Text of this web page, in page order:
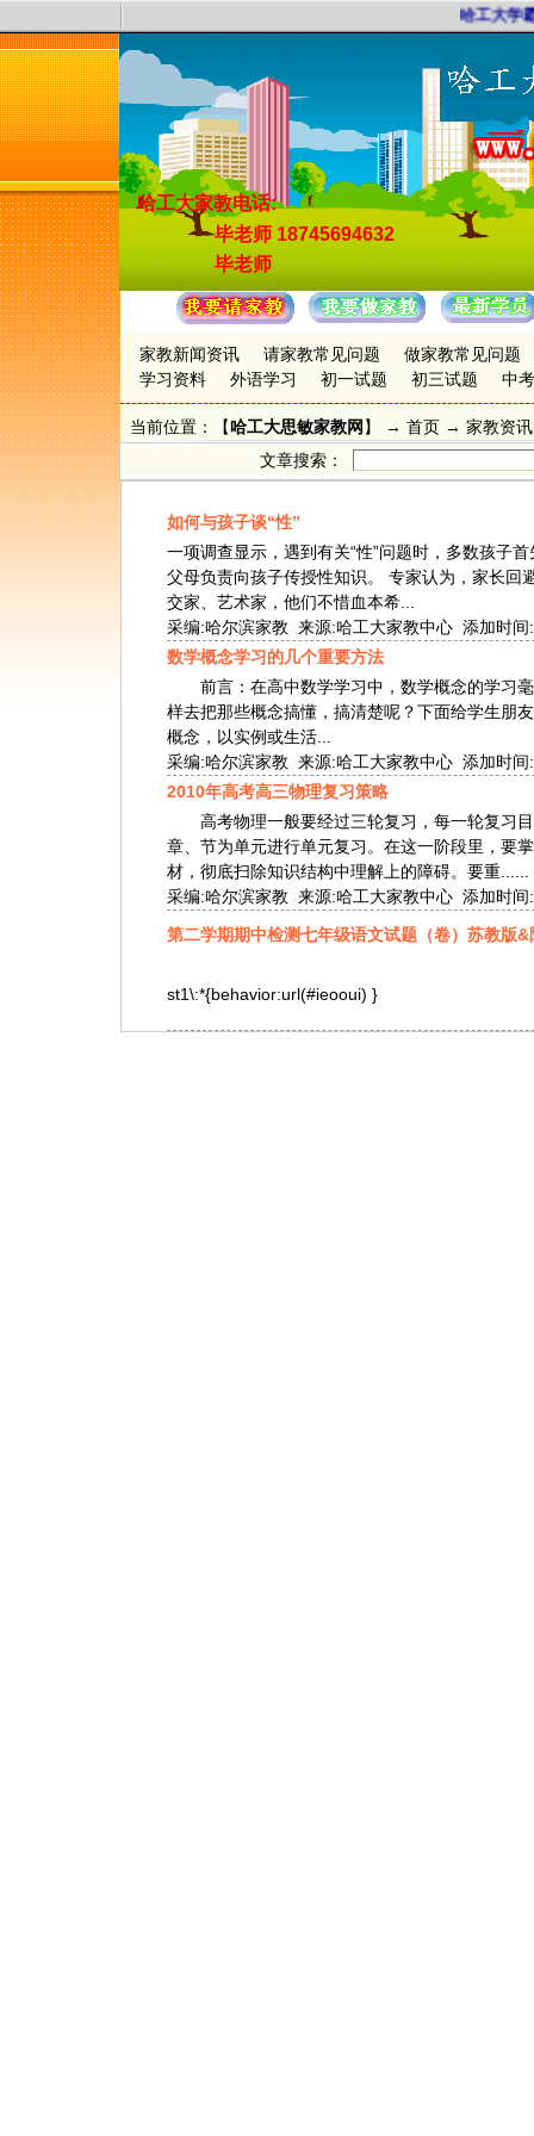
哈工大学霸
哈工大家教电话:
毕老师 18745694632
毕老师
家教新闻资讯 请家教常见问题
做家教常见问题
学习资料
外语学习 初一试题 初三试题 中
当前位置：【哈工大思敏家教网 】 → 首页 → 家教资讯
文章搜索：
如何与孩子谈“性”
一项调查显示，遇到有关“性”问题时，多数孩子
父母负责向孩子传授性知识。 专家认为，家长回
交家、艺术家，他们不惜血本希...
采编:哈尔滨家教 来源:哈工大家教中心 添加时
数学概念学习的几个重要方法
前言：在高中数学学习中，数学概念的学习毫
样去把那些概念搞懂，搞清楚呢？下面给学
概念，以实例或生活...
采编:哈尔滨家教 来源:哈工大家教中心 添加时
2010年高考高三物理复习策略
高考物理一般要经过三轮复习，每一轮复习目
章、节为单元进行单元复习。在这一阶段里，要
材，彻底扫除知识结构中理解上的障碍。要重......
采编:哈尔滨家教 来源:哈工大家教中心 添加时
第二学期期中检测七年级语文试题（卷）苏教版&
st1\:*{behavior:url(#ieooui) }